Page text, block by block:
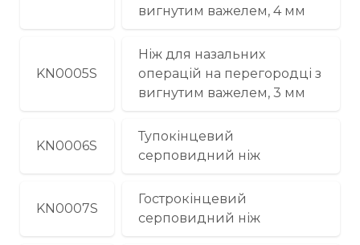
вигнутим важелем, 4 мм
KN0005S
Ніж для назальних
операцій на перегородці з
вигнутим важелем, 3 мм
KN0006S
Тупокінцевий
серповидний ніж
KN0007S
Гострокінцевий
серповидний ніж